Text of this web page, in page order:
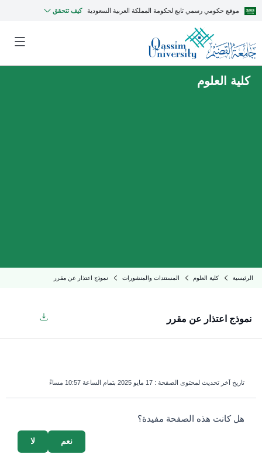
موقع حكومي رسمي تابع لحكومة المملكة العربية السعودية كيف تتحقق
كلية العلوم
الرئيسية كلية العلوم المستندات والمنشورات نموذج اعتذار عن مقرر
نموذج اعتذار عن مقرر
تاريخ آخر تحديث لمحتوى الصفحة : 17 مايو 2025 بتمام الساعة 10:57 مساءً
survey_v2
هل كانت هذه الصفحة مفيدة؟
لا نعم